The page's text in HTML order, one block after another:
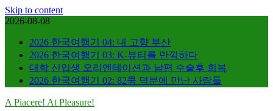
Skip to content
2026-08-08
2026 한국여행기 04: 내 고향 부산
2026 한국여행기 03: K-뷰티를 만끽하다
대학 신입생 오리엔테이션과 남편 수술후 회복
2026 한국여행기 02: 82쿡 덕분에 만난 사람들
A Piacere! At Pleasure!